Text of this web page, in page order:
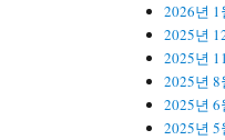
2026년 1
2025년
2025년
2025년 8
2025년 6
2025년 5